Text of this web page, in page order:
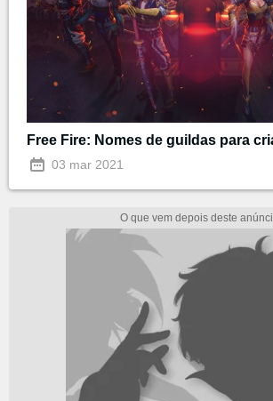
Free Fire: Nomes de guildas para
03 mar 2021